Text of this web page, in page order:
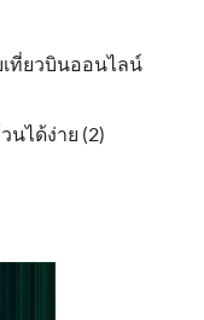
เที่ยวบินออนไลน์
ได้ง่าย (2)